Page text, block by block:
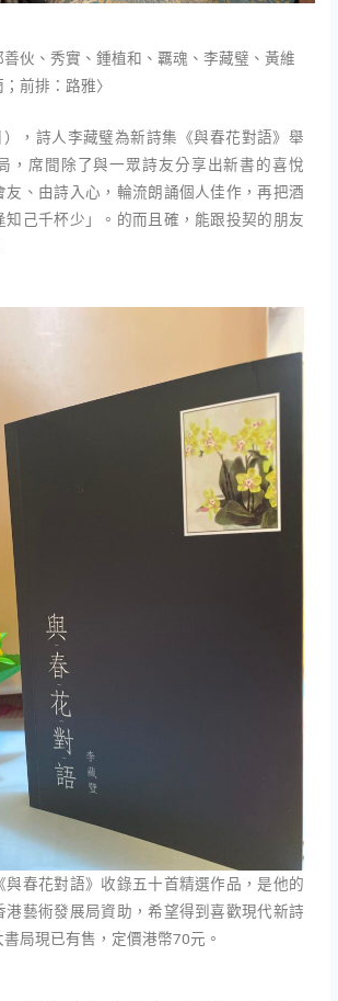
善伙、秀實、鍾植和、覊魂、李藏璧、黃維
；前排： 路雅〉
），詩人李藏璧為新詩集《與春花對語》舉
，席間除了與一眾詩友分享出新書的喜悅
友、由詩入心，輪流朗誦個人佳作，再把酒
知己千杯少」。的而且確，能跟投契的朋友
與春花對語》收錄五十首精選作品，是他的
港藝術發展局資助，希望得到喜歡現代新詩
局現已有售，定價港幣70元。